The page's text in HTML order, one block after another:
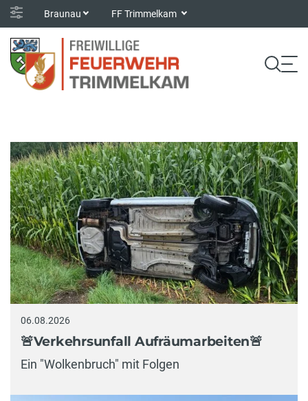
Braunau FF Trimmelkam
06.08.2026
🚨Verkehrsunfall Aufräumarbeiten🚨
Ein "Wolkenbruch" mit Folgen